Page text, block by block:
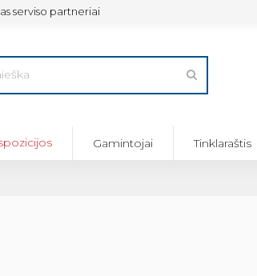
serviso partneriai
Gamintojai Tinklaraštis